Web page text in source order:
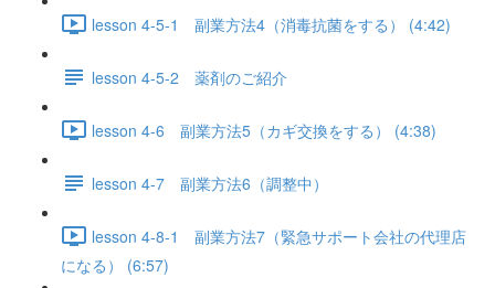
lesson 4-5-1 副業方法4（消毒抗菌をする） (4:42)
lesson 4-5-2 薬剤のご紹介
lesson 4-6 副業方法5（カギ交換をする） (4:38)
lesson 4-7 副業方法6（調整中）
lesson 4-8-1 副業方法7（緊急サポート会社の代理店
になる） (6:57)